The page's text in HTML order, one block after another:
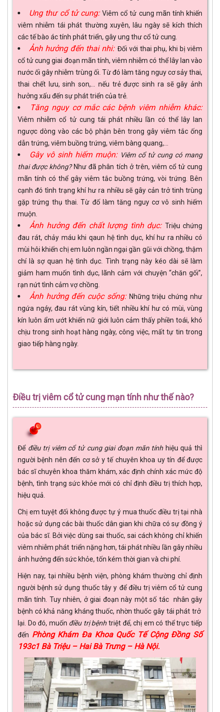
Ung thư cổ tử cung:Viêm cổ tử cung mãn tính khiến
viêm nhiễm tái phát thường xuyên, lâu ngày sẽ kích thích
các tế bào ác tính phát triển, gây ung thư cổ tử cung.
Ảnh hưởng đến thai nhi: Đối với thai phụ, khi bị viêm
cổ tử cung giai đoạn mãn tính, viêm nhiễm có thể lây lan vào
nước ối gây nhiễm trùng ối. Từ đó làm tăng nguy cơ sảy thai,
thai chết lưu, sinh son,… nếu trẻ được sinh ra sẽ gây ảnh
hưởng xấu đến sự phát triển của trẻ.
Tăng nguy cơ mắc các bệnh viêm nhiễm khác:
Viêm nhiễm cổ tử cung tái phát nhiều lần có thể lây lan
ngược dòng vào các bộ phận bên trong gây viêm tắc ống
dẫn trứng, viêm buồng trứng, viêm bàng quang,…
Gây vô sinh hiếm muộn: Viêm cổ tử cung có mang
thai được không?Như đã phân tích ở trên, viêm cổ tử cung
mãn tính có thể gây viêm tắc buồng trứng, vòi trứng. Bên
cạnh đó tình trạng khí hư ra nhiều sẽ gây cản trở tinh trùng
gặp trứng thụ thai. Từ đố làm tăng nguy cơ vô sinh hiếm
muộn.
Ảnh hưởng đến chất lượng tình dục: Triệu chứng
đau rát, chảy máu khi qaun hệ tình dục, khí hư ra nhiều có
mùi hôi khiến chị em luôn ngần ngại gần gũi với chồng, thậm
chí là sợ quan hệ tình dục. Tình trạng này kéo dài sẽ làm
giảm ham muốn tình dục, lãnh cảm với chuyện “chăn gối”,
rạn nứt tình cảm vợ chồng.
Ảnh hưởng đến cuộc sống: Những triệu chứng như
ngứa ngáy, đau rát vùng kín, tiết nhiều khí hư có mùi, vùng
kín luôn ẩm ướt khiến nữ giới luôn cảm thấy phiền toái, khó
chịu trong sinh hoạt hàng ngày, công việc, mất tự tin trong
giao tiếp hàng ngày.
Điều trị viêm cổ tử cung mạn tính như thế nào?
Để điều trị viêm cổ tử cung giai đoạn mãn tính hiệu quả thì
người bệnh nên đến cơ sở y tế chuyên khoa uy tín để được
bác sĩ chuyên khoa thăm khám, xác định chính xác mức độ
bệnh, tình trạng sức khỏe mới có chỉ định điều trị thích hợp,
hiệu quả.
Chị em tuyệt đối không được tự ý mua thuốc điều trị tại nhà
hoặc sử dụng các bài thuốc dân gian khi chữa có sự đồng ý
của bác sĩ. Bởi việc dùng sai thuốc, sai cách không chỉ khiến
viêm nhiễm phát triển nặng hơn, tái phát nhiều lần gây nhiều
ảnh hưởng đến sức khỏe, tốn kém thời gian và chi phí.
Hiện nay, tại nhiều bệnh viện, phòng khám thường chỉ định
người bệnh sử dụng thuốc tây y để điều trị viêm cổ tử cung
mãn tính. Tuy nhiên, ở giai đoạn này một số tác nhân gây
bệnh có khả năng kháng thuốc, nhờn thuốc gây tái phát trở
lại. Do đó, muốn điều trịbệnh triệt để, chị em có thể trực tiếp
đến Phòng Khám Đa Khoa Quốc Tế Cộng Đồng Số
193c1 Bà Triệu – Hai Bà Trưng – Hà Nội.